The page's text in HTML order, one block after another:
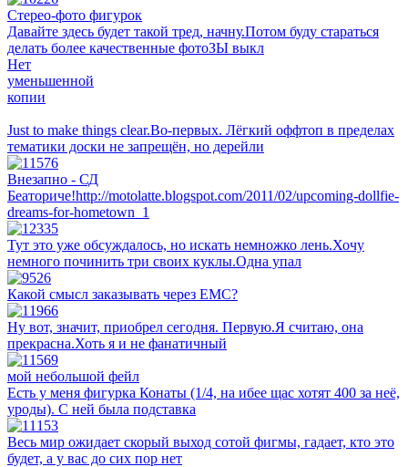
Стерео-фото фигурок
Давайте здесь будет такой тред, начну.Потом буду стараться
делать более качественные фотоЗЫ выкл
Нет
уменьшенной
копии
Just to make things clear.Во-первых. Лёгкий оффтоп в пределах
тематики доски не запрещён, но дерейли
Внезапно - СД
Беаториче!http://motolatte.blogspot.com/2011/02/upcoming-dollfie-
dreams-for-hometown_1
Тут это уже обсуждалось, но искать немножко лень.Хочу
немного починить три своих куклы.Одна упал
Какой смысл заказывать через ЕМС?
Ну вот, значит, приобрел сегодня. Первую.Я считаю, она
прекрасна.Хоть я и не фанатичный
мой небольшой фейл
Есть у меня фигурка Конаты (1/4, на ибее щас хотят 400 за неё,
уроды). С ней была подставка
Весь мир ожидает скорый выход сотой фигмы, гадает, кто это
будет, а у вас до сих пор нет